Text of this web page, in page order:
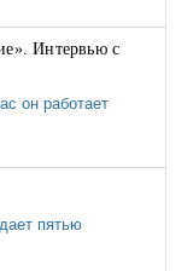
Интервью с
он работает
пятью